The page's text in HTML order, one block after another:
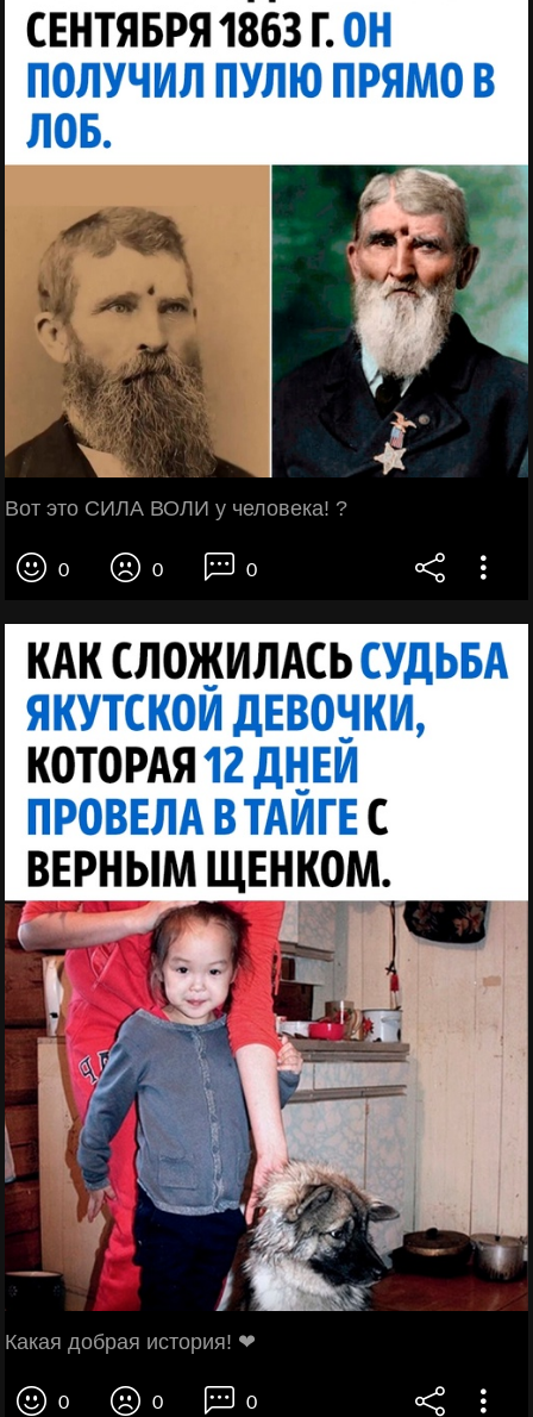
Вот это СИЛА ВОЛИ у человека! ?
0 0 0
Какая добрая история! ❤
0 0 0